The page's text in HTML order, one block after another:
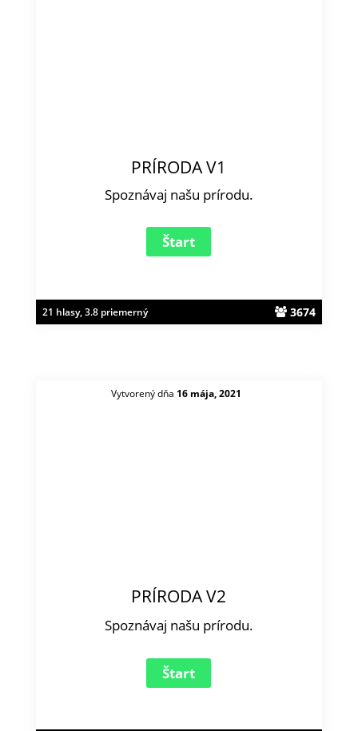
21 hlasy, 3.8 priemerný 3674
PRÍRODA V1
Spoznávaj našu prírodu.
Vytvorený dňa 16 mája, 2021
PRÍRODA V2
Spoznávaj našu prírodu.